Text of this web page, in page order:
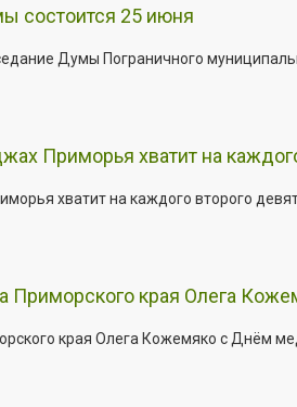
состоится 25 июня
Думы Пограничного
Приморья хватит на
хватит на каждого второго
Приморского края Олега
края Олега Кожемяко с Днём